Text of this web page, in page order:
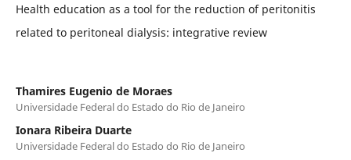
Health education as a tool for the reduction of peritonitis
related to peritoneal dialysis: integrative review
Thamires Eugenio de Moraes
Universidade Federal do Estado do Rio de Janeiro
Ionara Ribeira Duarte
Universidade Federal do Estado do Rio de Janeiro